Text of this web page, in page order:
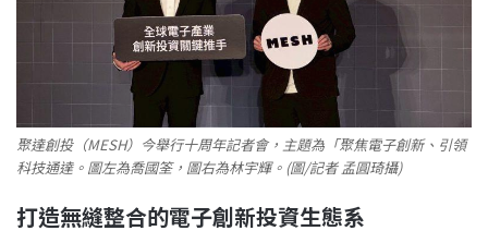
聚達創投（MESH）今舉行十周年記者會，主題為「聚焦電子創新、引領
科技通達。圖左為喬國筌，圖右為林宇輝。(圖/記者 孟圓琦攝)
打造無縫整合的電子創新投資生態系